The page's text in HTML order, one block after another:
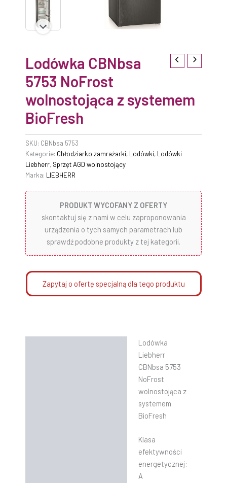
Lodówka CBNbsa
5753 NoFrost
wolnostojąca z systemem
BioFresh
SKU: CBNbsa 5753
Kategorie: Chłodziarko zamrażarki, Lodówki, Lodówki
Liebherr, Sprzęt AGD wolnostojący
Marka: LIEBHERR
PRODUKT WYCOFANY Z OFERTY
skontaktuj się z nami w celu zaproponowania
urządzenia o tych samych parametrach lub
sprawdź podobne produkty z tej kategorii.
Zapytaj o ofertę specjalną dla tego produktu
Lodówka
Liebherr
CBNbsa 5753
NoFrost
wolnostojąca z
systemem
BioFresh
Klasa
efektywności
energetycznej:
A